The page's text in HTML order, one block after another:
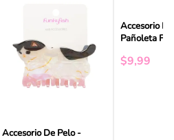
Accesorio De Pelo -
Accesorio
$9,99